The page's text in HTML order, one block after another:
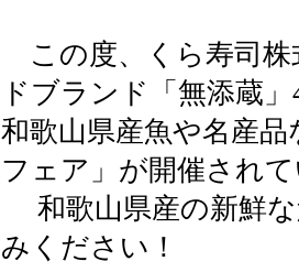
この度、くら寿司株
ドブランド「無添蔵
和歌山県産魚や名産
フェア」が開催され
和歌山県産の新鮮
みください！